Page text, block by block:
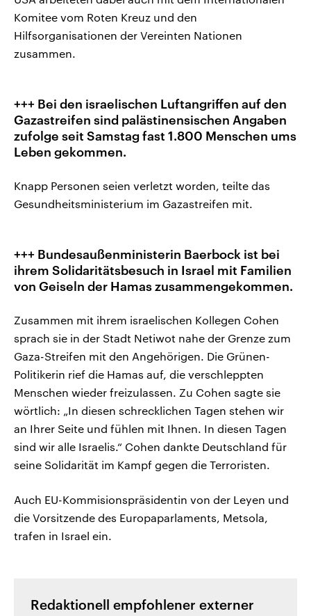
Komitee vom Roten Kreuz und den
Hilfsorganisationen der Vereinten Nationen
zusammen.
+++ Bei den israelischen Luftangriffen auf den
Gazastreifen sind palästinensischen Angaben
zufolge seit Samstag fast 1.800 Menschen ums
Leben gekommen.
Knapp Personen seien verletzt worden, teilte das
Gesundheitsministerium im Gazastreifen mit.
+++ Bundesaußenministerin Baerbock ist bei
ihrem Solidaritätsbesuch in Israel mit Familien
von Geiseln der Hamas zusammengekommen.
Zusammen mit ihrem israelischen Kollegen Cohen
sprach sie in der Stadt Netiwot nahe der Grenze zum
Gaza-Streifen mit den Angehörigen. Die Grünen-
Politikerin rief die Hamas auf, die verschleppten
Menschen wieder freizulassen. Zu Cohen sagte sie
wörtlich: „In diesen schrecklichen Tagen stehen wir
an Ihrer Seite und fühlen mit Ihnen. In diesen Tagen
sind wir alle Israelis.“ Cohen dankte Deutschland für
seine Solidarität im Kampf gegen die Terroristen.
Auch EU-Kommisionspräsidentin von der Leyen und
die Vorsitzende des Europaparlaments, Metsola,
trafen in Israel ein.
Redaktionell empfohlener externer